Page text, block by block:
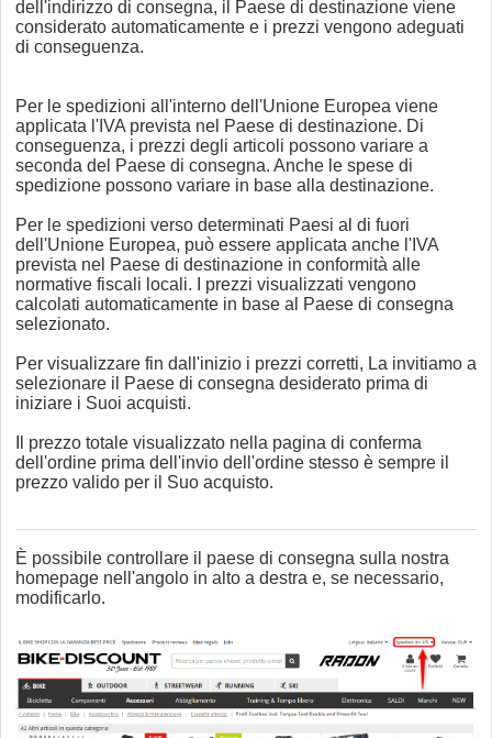
dell'indirizzo di consegna, il Paese di destinazione viene
considerato automaticamente e i prezzi vengono adeguati
di conseguenza.
Per le spedizioni all'interno dell'Unione Europea viene
applicata l'IVA prevista nel Paese di destinazione. Di
conseguenza, i prezzi degli articoli possono variare a
seconda del Paese di consegna. Anche le spese di
spedizione possono variare in base alla destinazione.
Per le spedizioni verso determinati Paesi al di fuori
dell'Unione Europea, può essere applicata anche l'IVA
prevista nel Paese di destinazione in conformità alle
normative fiscali locali. I prezzi visualizzati vengono
calcolati automaticamente in base al Paese di consegna
selezionato.
Per visualizzare fin dall'inizio i prezzi corretti, La invitiamo a
selezionare il Paese di consegna desiderato prima di
iniziare i Suoi acquisti.
Il prezzo totale visualizzato nella pagina di conferma
dell'ordine prima dell'invio dell'ordine stesso è sempre il
prezzo valido per il Suo acquisto.
È possibile controllare il paese di consegna sulla nostra
homepage nell'angolo in alto a destra e, se necessario,
modificarlo.